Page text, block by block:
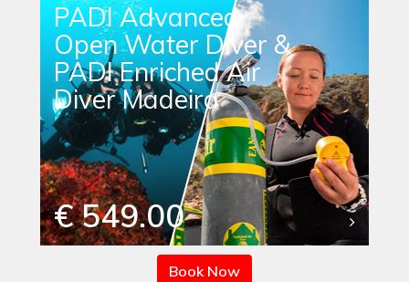
PADI Advanced
Open Water Diver &
PADI Enriched Air
Diver Madeira
€ 549.00
Book Now